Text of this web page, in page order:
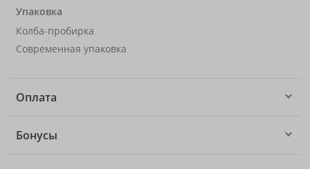
Упаковка
Колба-пробирка
Современная упаковка
Оплата
Бонусы